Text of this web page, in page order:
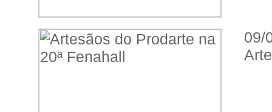
09/